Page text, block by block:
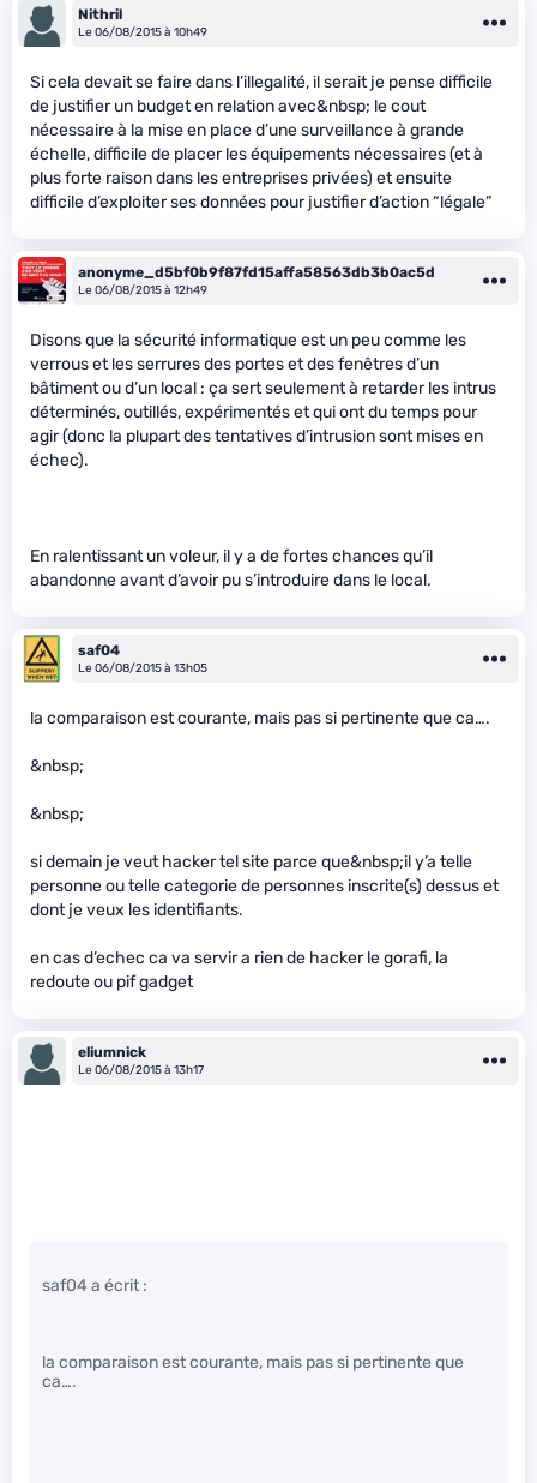
Nithril
Le 06/08/2015 à 10h49
Si cela devait se faire dans l’illegalité, il serait je pense difficile
de justifier un budget en relation avec&nbsp; le cout
nécessaire à la mise en place d’une surveillance à grande
échelle, difficile de placer les équipements nécessaires (et à
plus forte raison dans les entreprises privées) et ensuite
difficile d’exploiter ses données pour justifier d’action “légale”
anonyme_d5bf0b9f87fd15affa58563db3b0ac5d
Le 06/08/2015 à 12h49
Disons que la sécurité informatique est un peu comme les
verrous et les serrures des portes et des fenêtres d’un
bâtiment ou d’un local : ça sert seulement à retarder les intrus
déterminés, outillés, expérimentés et qui ont du temps pour
agir (donc la plupart des tentatives d’intrusion sont mises en
échec).
En ralentissant un voleur, il y a de fortes chances qu’il
abandonne avant d’avoir pu s’introduire dans le local.
saf04
Le 06/08/2015 à 13h05
la comparaison est courante, mais pas si pertinente que ca….
&nbsp;
&nbsp;
si demain je veut hacker tel site parce que&nbsp;il y’a telle
personne ou telle categorie de personnes inscrite(s) dessus et
dont je veux les identifiants.
en cas d’echec ca va servir a rien de hacker le gorafi, la
redoute ou pif gadget
eliumnick
Le 06/08/2015 à 13h17
saf04 a écrit :
la comparaison est courante, mais pas si pertinente que
ca….